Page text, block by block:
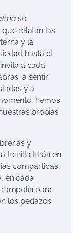
se
relatan las
y la
hasta el
a cada
a sentir
y a
hemos
propias
y
Irenilla Irnán en
compartidas,
en cada
para
los pedazos